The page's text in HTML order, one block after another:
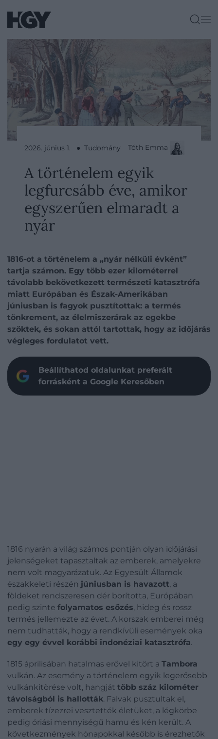
2026. június 1. ● Tudomány Tóth Emma
A történelem egyik
legfurcsább éve, amikor
egyszerűen elmaradt a
nyár
1816-ot a történelem a „nyár nélküli évként”
tartja számon. Egy több ezer kilométerrel
távolabb bekövetkezett természeti katasztrófa
miatt Európában és Észak-Amerikában
júniusban is fagyok pusztítottak: a termés
tönkrement, az élelmiszerárak az egekbe
szöktek, és sokan attól tartottak, hogy az időjárás
végleges fordulatot vett.
Beállíthatod oldalunkat preferált
forrásként a Google Keresőben
1816 nyarán a világ számos pontján olyan időjárási
jelenségeket tapasztaltak az emberek, amelyekre
nem volt magyarázatuk. Az Egyesült Államok
északkeleti részén júniusban is havazott, a
földeket rendszeresen dér borította, Európában
pedig szinte folyamatos esőzés, hideg és rossz
termés jellemezte az évet. A korszak emberei még
nem tudhatták, hogy a rendkívüli események oka
egy egy évvel korábbi indonéziai katasztrófa.
1815 áprilisában hatalmas erővel kitört a Tambora
vulkán. Az esemény a történelem egyik legerősebb
vulkánkitörése volt, hangját több száz kilométer
távolságból is hallották. Falvak pusztultak el,
emberek tízezrei vesztették életüket, a légkörbe
pedig óriási mennyiségű hamu és kén került. A
következmények hónapokkal később is érezhetők